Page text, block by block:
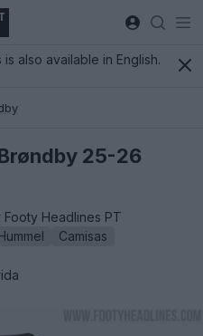
also available in English.
25-26
Headlines PT
Camisas